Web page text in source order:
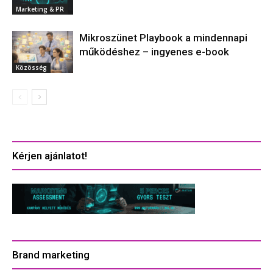
Marketing & PR
Közösség
Mikroszünet Playbook a mindennapi
működéshez – ingyenes e-book
Kérjen ajánlatot!
Brand marketing